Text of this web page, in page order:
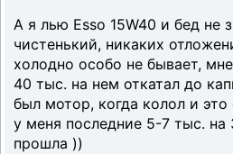
А я лью Еssо 15W40 и бед не
чистенький, никаких
холодно особо не бывает,
40 тыс. на нем откатал до
был мотор, когда колол и это
у меня последние 5-7 тыс. на
прошла ))